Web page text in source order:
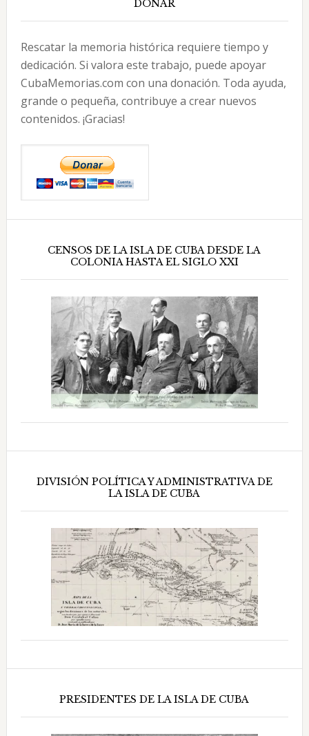
DONAR
Rescatar la memoria histórica requiere tiempo y
dedicación. Si valora este trabajo, puede apoyar
CubaMemorias.com con una donación. Toda ayuda,
grande o pequeña, contribuye a crear nuevos
contenidos. ¡Gracias!
CENSOS DE LA ISLA DE CUBA DESDE LA
COLONIA HASTA EL SIGLO XXI
DIVISIÓN POLÍTICA Y ADMINISTRATIVA DE
LA ISLA DE CUBA
PRESIDENTES DE LA ISLA DE CUBA